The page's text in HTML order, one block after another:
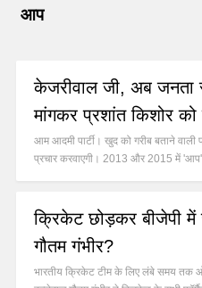
आप
केजरीवाल जी, अब जनता
मांगकर प्रशांत किशोर
आम आदमी पार्टी। खुद को गरीब बताने वाली
प्रचार करवाएगी। 2013 और 2015 में
क्रिकेट छोड़कर बीजेपी में
गौतम गंभीर?
भारतीय क्रिकेट टीम के लिए लंबे समय तक